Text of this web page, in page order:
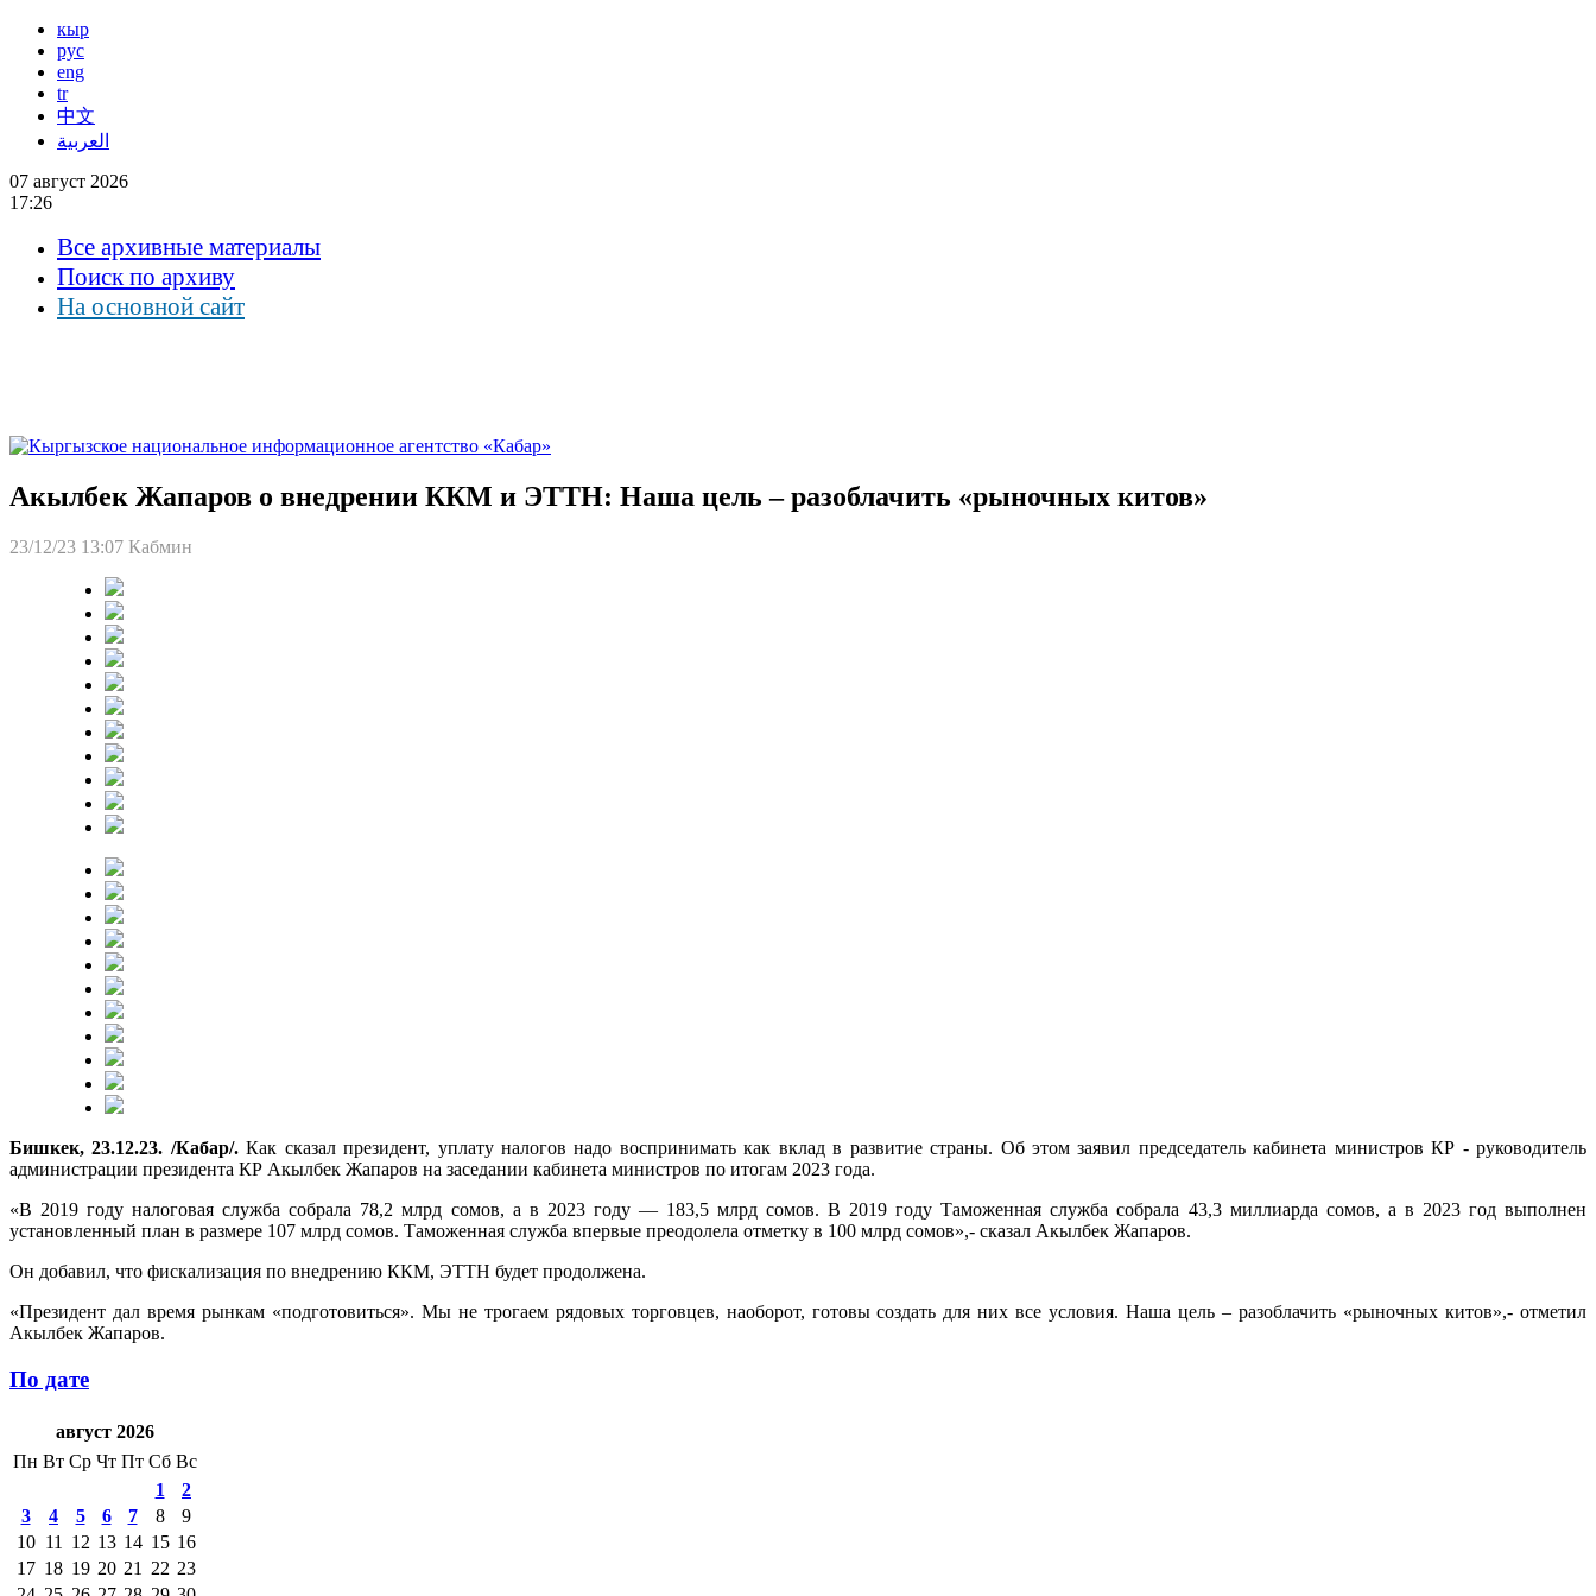
кыр
рус
eng
tr
中文
العربية
07 август 2026
17:26
Все архивные материалы
Поиск по архиву
На основной сайт
Акылбек Жапаров о внедрении ККМ и ЭТТН: Наша цель – разоблачить «рыночных китов»
23/12/23 13:07 Кабмин
Бишкек, 23.12.23. /Кабар/.Как сказал президент, уплату налогов надо воспринимать как вклад в развитие страны. Об этом заявил председатель кабинета министров КР - руководитель
администрации президента КР Акылбек Жапаров на заседании кабинета министров по итогам 2023 года.
«В 2019 году налоговая служба собрала 78,2 млрд сомов, а в 2023 году — 183,5 млрд сомов. В 2019 году Таможенная служба собрала 43,3 миллиарда сомов, а в 2023 год выполнен
установленный план в размере 107 млрд сомов. Таможенная служба впервые преодолела отметку в 100 млрд сомов»,- сказал Акылбек Жапаров.
Он добавил, что фискализация по внедрению ККМ, ЭТТН будет продолжена.
«Президент дал время рынкам «подготовиться». Мы не трогаем рядовых торговцев, наоборот, готовы создать для них все условия. Наша цель – разоблачить «рыночных китов»,- отметил
Акылбек Жапаров.
По дате
август 2026
Пн Вт Ср Чт Пт Сб Вс
1
2
3
4 5 6 7 8
9
10 11 12 13 14 15 16
17 18 19 20 21 22 23